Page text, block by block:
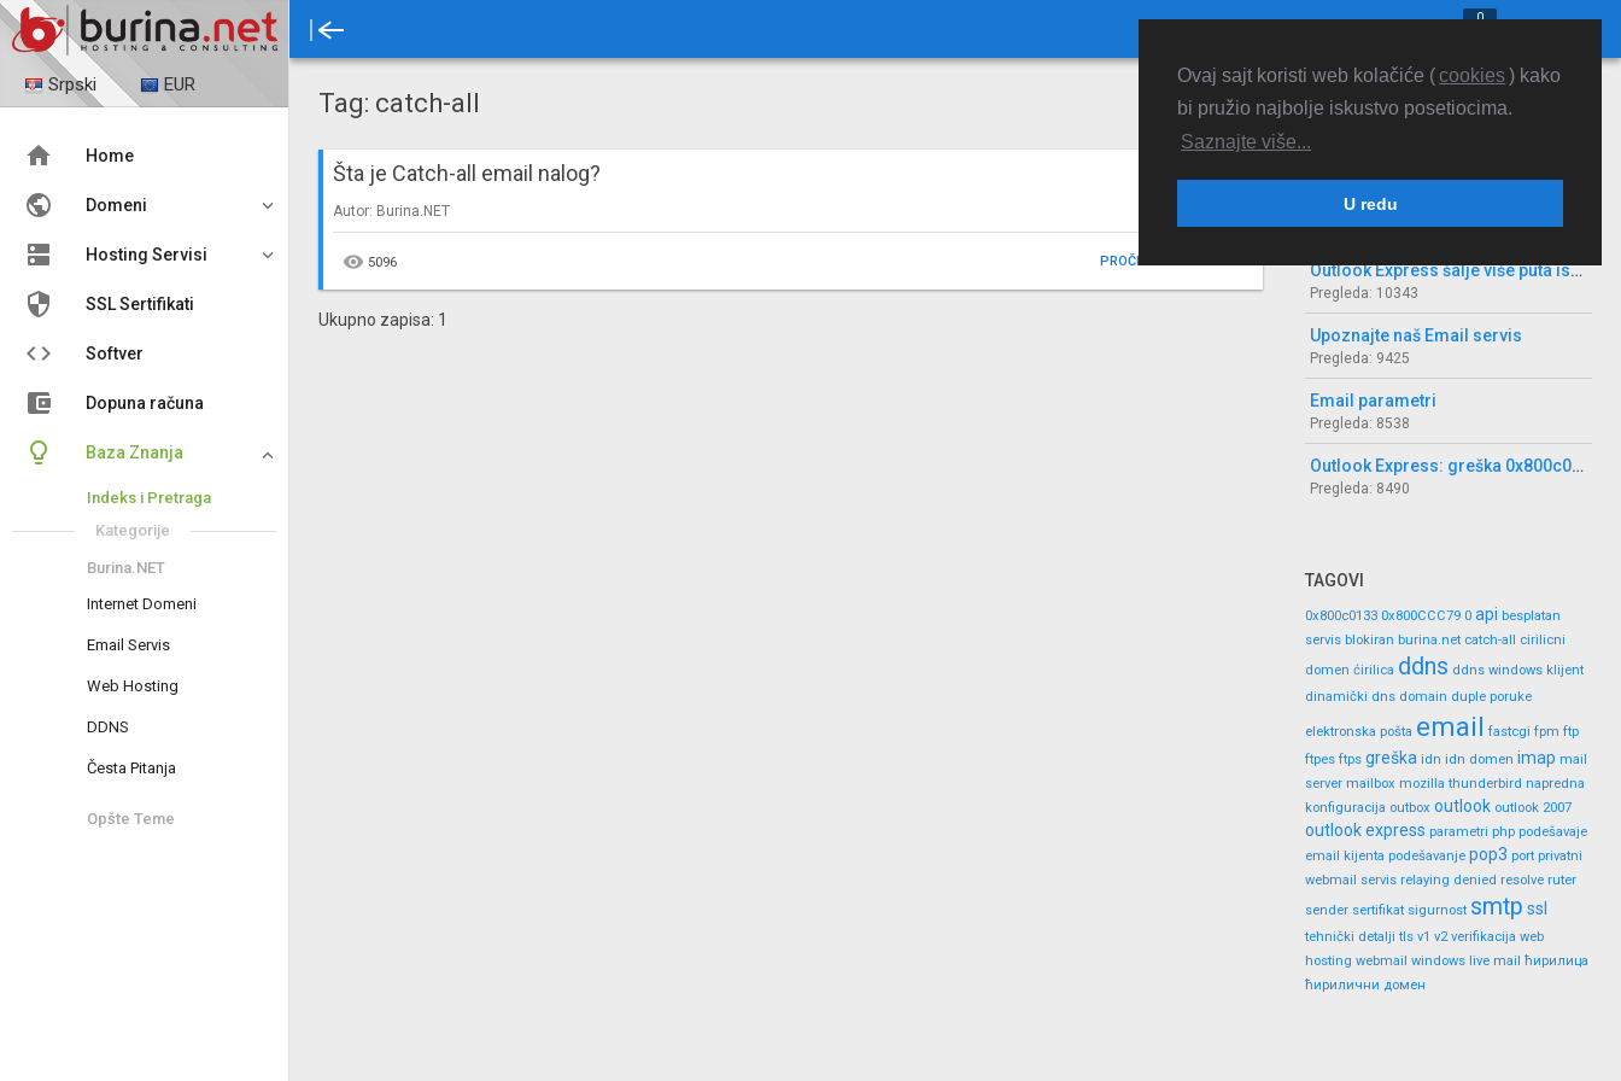
0
Srpski EUR
 Home
 Domeni
 Hosting Servisi
 SSL Sertifikati
 Softver
account_balance_wallet Dopuna računa
 Baza Znanja
Indeks i Pretraga
Kategorije
Burina.NET
Internet Domeni
Email Servis
Web Hosting
DDNS
Česta Pitanja
Opšte Teme
Ovaj sajt koristi web kolačiće (cookies) kako
bi pružio najbolje iskustvo posetiocima.
Saznajte više...
U redu
Tag: catch-all

Šta je Catch-all email nalog?
Autor: Burina.NET
 5096 PROČITAJTE ČLANAK
Ukupno zapisa: 1
Pregleda: 10701
Outlook Express šalje više puta istu poruku
Pregleda: 10343
Upoznajte naš Email servis
Pregleda: 9425
Email parametri
Pregleda: 8538
Outlook Express: greška 0x800c0133
Pregleda: 8490
TAGOVI
0x800c0133 0x800CCC79 0 api besplatan
servis blokiran burina.net catch-all cirilicni
domen ćirilica ddns ddns windows klijent
dinamički dns domain duple poruke
elektronska pošta email fastcgi fpm ftp
ftpes ftps greška idn idn domen imap mail
server mailbox mozilla thunderbird napredna
konfiguracija outbox outlook outlook 2007
outlook express parametri php podešavaje
email kijenta podešavanje pop3 port privatni
webmail servis relaying denied resolve ruter
sender sertifikat sigurnost smtp ssl
tehnički detalji tls v1 v2 verifikacija web
hosting webmail windows live mail ћирилица
ћирилични домен